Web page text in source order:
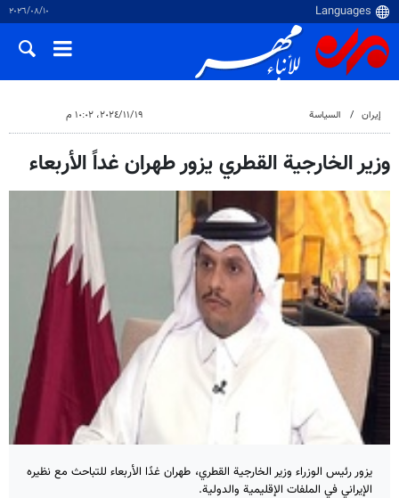
١٠‏/٠٨‏/٢٠٢٦
إيران السياسة ١٩‏/١١‏/٢٠٢٤، ١٠:٠٢ م
وزير الخارجية القطري يزور طهران غداً الأربعاء
يزور رئيس الوزراء وزير الخارجية القطري، طهران غدًا الأربعاء للتباحث مع نظيره
الإيراني في الملفات الإقليمية والدولية.